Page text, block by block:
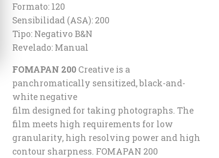
Formato: 120
Sensibilidad (ASA): 200
Tipo: Negativo B&N
Revelado: Manual
FOMAPAN 200Creative is a
panchromatically sensitized, black-and-
white negative
film designed for taking photographs. The
film meets high requirements for low
granularity, high resolving power and high
contour sharpness. FOMAPAN 200